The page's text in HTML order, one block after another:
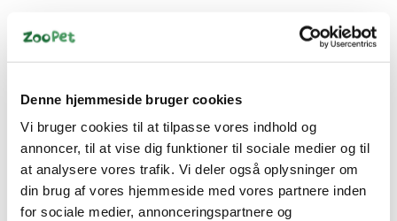
Denne hjemmeside bruger cookies
Vi bruger cookies til at tilpasse vores indhold og
annoncer, til at vise dig funktioner til sociale medier og til
at analysere vores trafik. Vi deler også oplysninger om
din brug af vores hjemmeside med vores partnere inden
for sociale medier, annonceringspartnere og
Bestsælgende varer i Hund På Rejse
Spar 50%